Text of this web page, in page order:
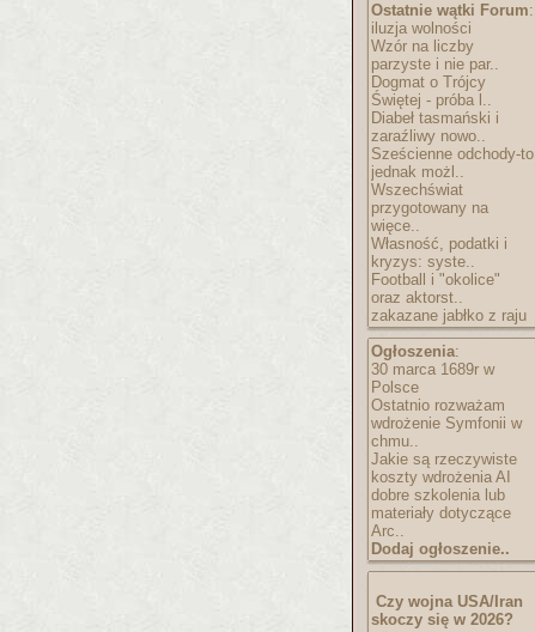
Ostatnie wątki Forum:
iluzja wolności
Wzór na liczby
parzyste i nie par..
Dogmat o Trójcy
Świętej - próba l..
Diabeł tasmański i
zaraźliwy nowo..
Sześcienne odchody-to
jednak możl..
Wszechświat
przygotowany na
więce..
Własność, podatki i
kryzys: syste..
Football i "okolice"
oraz aktorst..
zakazane jabłko z raju
Ogłoszenia:
30 marca 1689r w
Polsce
Ostatnio rozważam
wdrożenie Symfonii w
chmu..
Jakie są rzeczywiste
koszty wdrożenia AI
dobre szkolenia lub
materiały dotyczące
Arc..
Dodaj ogłoszenie..
Czy wojna USA/Iran
skoczy się w 2026?